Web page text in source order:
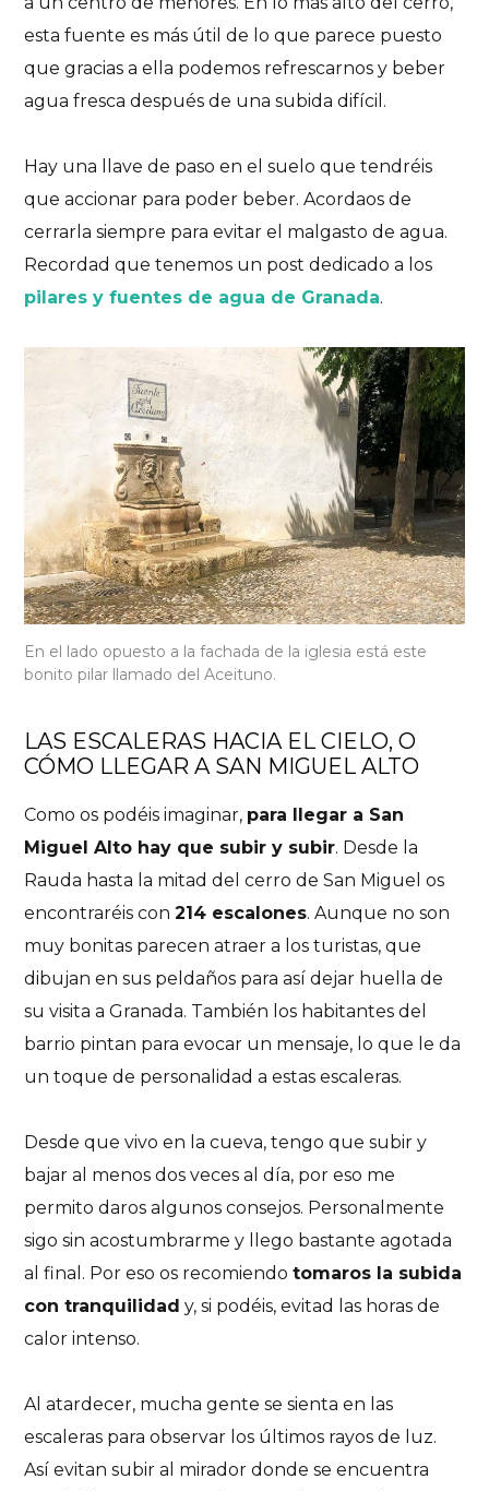
esta fuente es más útil de lo que parece puesto
que gracias a ella podemos refrescarnos y beber
agua fresca después de una subida difícil.
Hay una llave de paso en el suelo que tendréis
que accionar para poder beber. Acordaos de
cerrarla siempre para evitar el malgasto de agua.
Recordad que tenemos un post dedicado a los
pilares y fuentes de agua de Granada.
En el lado opuesto a la fachada de la iglesia está este
bonito pilar llamado del Aceituno.
LAS ESCALERAS HACIA EL CIELO, O
CÓMO LLEGAR A SAN MIGUEL ALTO
Como os podéis imaginar, para llegar a San
Miguel Alto hay que subir y subir. Desde la
Rauda hasta la mitad del cerro de San Miguel os
encontraréis con214 escalones. Aunque no son
muy bonitas parecen atraer a los turistas, que
dibujan en sus peldaños para así dejar huella de
su visita a Granada. También los habitantes del
barrio pintan para evocar un mensaje, lo que le da
un toque de personalidad a estas escaleras.
Desde que vivo en la cueva, tengo que subir y
bajar al menos dos veces al día, por eso me
permito daros algunos consejos. Personalmente
sigo sin acostumbrarme y llego bastante agotada
al final. Por eso os recomiendotomaros la subida
con tranquilidad y, si podéis, evitad las horas de
calor intenso.
Al atardecer, mucha gente se sienta en las
escaleras para observar los últimos rayos de luz.
Así evitan subir al mirador donde se encuentra